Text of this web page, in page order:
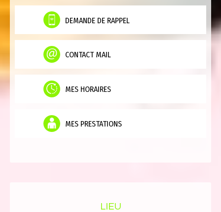
DEMANDE DE RAPPEL
CONTACT MAIL
MES HORAIRES
MES PRESTATIONS
LIEU